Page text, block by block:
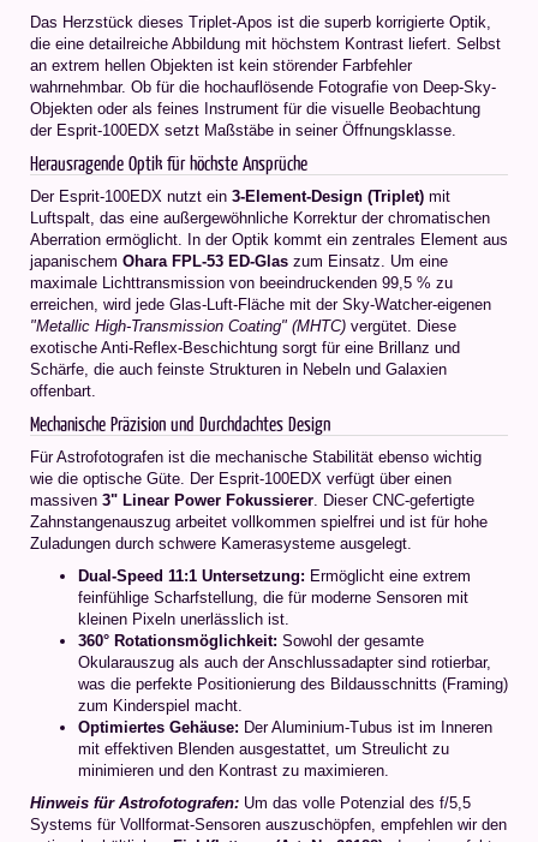
Das Herzstück dieses Triplet-Apos ist die superb korrigierte Optik,
die eine detailreiche Abbildung mit höchstem Kontrast liefert. Selbst
an extrem hellen Objekten ist kein störender Farbfehler
wahrnehmbar. Ob für die hochauflösende Fotografie von Deep-Sky-
Objekten oder als feines Instrument für die visuelle Beobachtung 
der Esprit-100EDX setzt Maßstäbe in seiner Öffnungsklasse.
Herausragende Optik für höchste Ansprüche
Der Esprit-100EDX nutzt ein 3-Element-Design (Triplet) mit
Luftspalt, das eine außergewöhnliche Korrektur der chromatischen
Aberration ermöglicht. In der Optik kommt ein zentrales Element aus
japanischem Ohara FPL-53 ED-Glas zum Einsatz. Um eine
maximale Lichttransmission von beeindruckenden 99,5 % zu
erreichen, wird jede Glas-Luft-Fläche mit der Sky-Watcher-eigenen
"Metallic High-Transmission Coating" (MHTC) vergütet. Diese
exotische Anti-Reflex-Beschichtung sorgt für eine Brillanz und
Schärfe, die auch feinste Strukturen in Nebeln und Galaxien
offenbart.
Mechanische Präzision und Durchdachtes Design
Für Astrofotografen ist die mechanische Stabilität ebenso wichtig
wie die optische Güte. Der Esprit-100EDX verfügt über einen
massiven 3" Linear Power Fokussierer . Dieser CNC-gefertigte
Zahnstangenauszug arbeitet vollkommen spielfrei und ist für hohe
Zuladungen durch schwere Kamerasysteme ausgelegt.
Dual-Speed 11:1 Untersetzung: Ermöglicht eine extrem
feinfühlige Scharfstellung, die für moderne Sensoren mit
kleinen Pixeln unerlässlich ist.
360° Rotationsmöglichkeit: Sowohl der gesamte
Okularauszug als auch der Anschlussadapter sind rotierbar,
was die perfekte Positionierung des Bildausschnitts (Framing)
zum Kinderspiel macht.
Optimiertes Gehäuse: Der Aluminium-Tubus ist im Inneren
mit effektiven Blenden ausgestattet, um Streulicht zu
minimieren und den Kontrast zu maximieren.
Hinweis für Astrofotografen: Um das volle Potenzial des f/5,5
Systems für Vollformat-Sensoren auszuschöpfen, empfehlen wir den